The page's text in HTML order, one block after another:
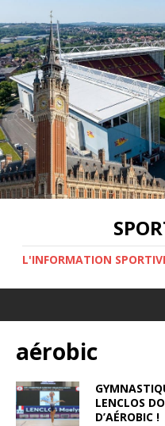
L'INFORMATION
aérobic
LENCLOS
D’AÉROBIC !